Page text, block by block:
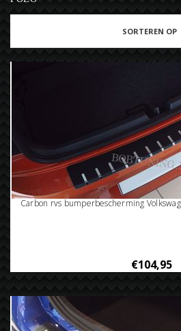
SORTEREN OP
Carbon rvs bumperbescherming
€104,95